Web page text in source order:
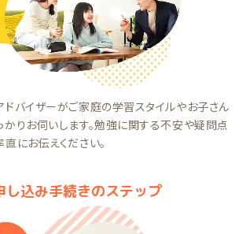
ドバイザーがご家庭の学習スタイルやお子さん
かりお伺いします。勉強に関する不安や疑問点
にお伝えください。
し込み手続きのステップ